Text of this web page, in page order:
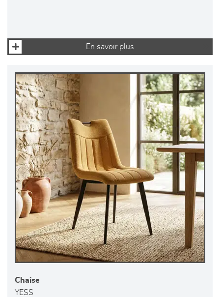
En savoir plus
Chaise
YESS